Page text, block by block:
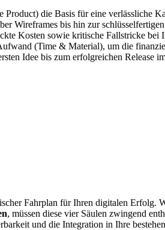
die Basis für eine verlässliche
Wireframes bis hin zur
Kosten sowie kritische Fallstricke
(Time & Material), um die
Idee bis zum erfolgreichen Release
Fahrplan für Ihren digitalen Erfolg.
, müssen diese vier Säulen zwingend
und die Integration in Ihre